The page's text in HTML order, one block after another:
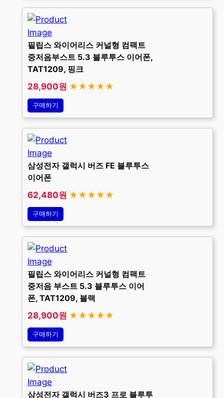
필립스 와이어리스 커널형 컴팩트
중저음부스트 5.3 블루투스 이어폰,
TAT1209, 핑크
28,900원 ★★★★★
구매하기
삼성전자 갤럭시 버즈 FE 블루투스
이어폰
62,480원 ★★★★★
구매하기
필립스 와이어리스 커널형 컴팩트
중저음 부스트 5.3 블루투스 이어
폰, TAT1209, 블랙
28,900원 ★★★★★
구매하기
삼성전자 갤럭시 버즈3 프로 블루투